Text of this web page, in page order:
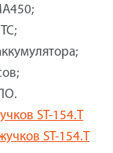
ST-154.T
ST-154.T